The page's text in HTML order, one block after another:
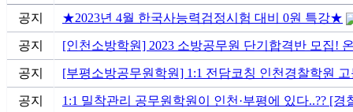
공지 ★2023년 4월 한국사능력검정시험 대비 0원 특강★
공지 [인천소방학원] 2023 소방공무원 단기합격반 모집!
공지 [부평소방공무원학원] 1:1 전담코칭 인천경찰학원
공지 1:1 밀착관리 공무원학원이 인천·부평에 있다..?? [